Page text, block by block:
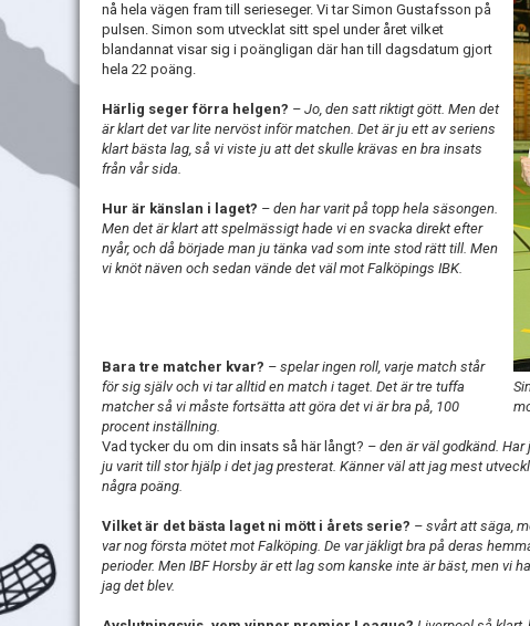
nå hela vägen fram till serieseger. Vi tar Simon Gustafsson på
pulsen. Simon som utvecklat sitt spel under året vilket
blandannat visar sig i poängligan där han till dagsdatum gjort
hela 22 poäng.
Härlig seger förra helgen? – Jo, den satt riktigt gött. Men det
är klart det var lite nervöst inför matchen. Det är ju ett av seriens
klart bästa lag, så vi viste ju att det skulle krävas en bra insats
från vår sida.
Hur är känslan i laget? – den har varit på topp hela säsongen.
Men det är klart att spelmässigt hade vi en svacka direkt efter
nyår, och då började man ju tänka vad som inte stod rätt till. Men
vi knöt näven och sedan vände det väl mot Falköpings IBK.
Bara tre matcher kvar? – spelar ingen roll, varje match står
för sig själv och vi tar alltid en match i taget. Det är tre tuffa
matcher så vi måste fortsätta att göra det vi är bra på, 100
procent inställning.
Vad tycker du om din insats så här långt? – den är väl godkänd.
ju varit till stor hjälp i det jag presterat. Känner väl att jag mest
några poäng.
Vilket är det bästa laget ni mött i årets serie? – svårt att säga,
var nog första mötet mot Falköping. De var jäkligt bra på deras
perioder. Men IBF Horsby är ett lag som kanske inte är bäst, men vi
jag det blev.